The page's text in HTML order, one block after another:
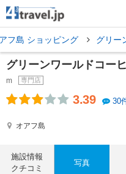
フ島 ショッピング グリー
グリーンワールドコー
m
専門店
3.39 30
オアフ島
施設情報
クチコミ
写真